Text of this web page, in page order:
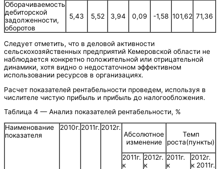
Оборачиваемость
дебиторской
задолженности,
оборотов
5,43 5,52 3,94 0,09 -1,58 101,62 71,36
Следует отметить, что в деловой активности
сельскохозяйственных предприятий Кемеровской области не
наблюдается конкретно положительной или отрицательной
динамики, хотя видно о недостаточном эффективном
использовании ресурсов в организациях.
Расчет показателей рентабельности проведем, используя в
числителе чистую прибыль и прибыль до налогообложения.
Таблица 4 — Анализ показателей рентабельности, %
Наименование
показателя
2010г. 2011г. 2012г.
Абсолютное
изменение
Темп
роста(пункты)
2011г.
к
2012г.
к
2011г.
к
2012г.
к 2011г.